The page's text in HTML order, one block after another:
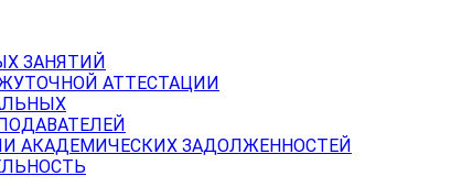
ЗАНЯТИЙ
АТТЕСТАЦИИ
АКАДЕМИЧЕСКИХ ЗАДОЛЖЕННОСТЕЙ